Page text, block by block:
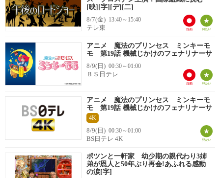
[映][字][デ][二]
8/7(金) 13:40～15:40
テレ東
アニメ 魔法のプリンセス ミンキーモ
モ 第19話 機械じかけのフェナリナーサ
8/9(日) 00:30～01:00
ＢＳ日テレ
アニメ 魔法のプリンセス ミンキーモ
モ 第19話 機械じかけのフェナリナーサ
4K
8/9(日) 00:30～01:00
BS日テレ 4K
ポツンと一軒家 幼少期の親代わり3姉
弟が恩人と50年ぶり再会!あふれる感動
の涙[字]